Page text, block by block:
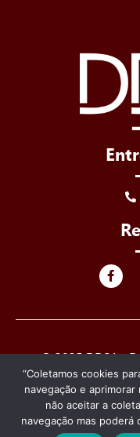
© 2025 DDSA -
Advogados.
Criado e
“Coletamos cookies
navegação e
não aceitar a
navegação mas poderá